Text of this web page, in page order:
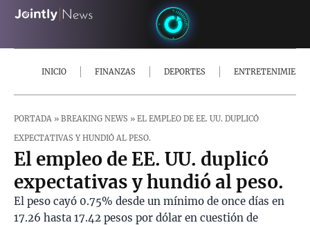
INICIO FINANZAS DEPORTES
PORTADA » BREAKING NEWS » EL EMPLEO DE EE. UU. DUPLICÓ
EXPECTATIVAS Y HUNDIÓ AL PESO.
El empleo de EE. UU. duplicó
expectativas y hundió al peso.
El peso cayó 0.75% desde un mínimo de once días en
17.26 hasta 17.42 pesos por dólar en cuestión de